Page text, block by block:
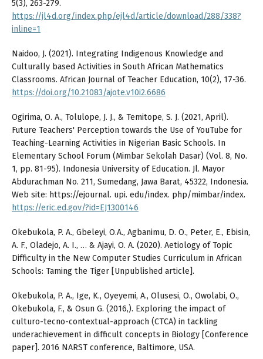
5(3), 263-279.
https://jl4d.org/index.php/ejl4d/article/download/288/338?
inline=1
Naidoo, J. (2021). Integrating Indigenous Knowledge and
Culturally based Activities in South African Mathematics
Classrooms. African Journal of Teacher Education, 10(2), 17-36.
https://doi.org/10.21083/ajote.v10i2.6686
Ogirima, O. A., Tolulope, J. J., & Temitope, S. J. (2021, April).
Future Teachers' Perception towards the Use of YouTube for
Teaching-Learning Activities in Nigerian Basic Schools. In
Elementary School Forum (Mimbar Sekolah Dasar) (Vol. 8, No.
1, pp. 81-95). Indonesia University of Education. Jl. Mayor
Abdurachman No. 211, Sumedang, Jawa Barat, 45322, Indonesia.
Web site: https://ejournal. upi. edu/index. php/mimbar/index.
https://eric.ed.gov/?id=EJ1300146
Okebukola, P. A., Gbeleyi, O.A., Agbanimu, D. O., Peter, E., Ebisin,
A. F., Oladejo, A. I., … & Ajayi, O. A. (2020). Aetiology of Topic
Difficulty in the New Computer Studies Curriculum in African
Schools: Taming the Tiger [Unpublished article].
Okebukola, P. A., Ige, K., Oyeyemi, A., Olusesi, O., Owolabi, O.,
Okebukola, F., & Osun G. (2016,). Exploring the impact of
culturo-tecno-contextual-approach (CTCA) in tackling
underachievement in difficult concepts in Biology [Conference
paper]. 2016 NARST conference, Baltimore, USA.